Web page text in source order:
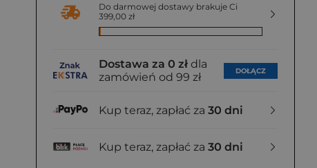
Do darmowej dostawy brakuje Ci
399,00 zł
Dostawa za 0 zł dla
zamówień od 99 zł
DOŁĄCZ
Kup teraz, zapłać za 30 dni
Kup teraz, zapłać za 30 dni